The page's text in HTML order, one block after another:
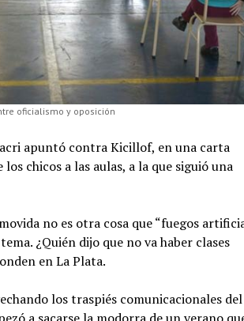
oficialismo y oposición
apuntó contra Kicillof, en una carta
chicos a las aulas, a la que siguió una
no es otra cosa que “fuegos
¿Quién dijo que no va haber clases
en La Plata.
los traspiés comunicacionales del
a sacarse la modorra de un verano